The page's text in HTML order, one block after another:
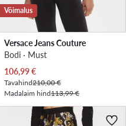
Võimalus
Versace Jeans Couture
Bodi · Must
Praegune hind
106,99€
Tavahind210,00 €
Madalaim hind113,99 €